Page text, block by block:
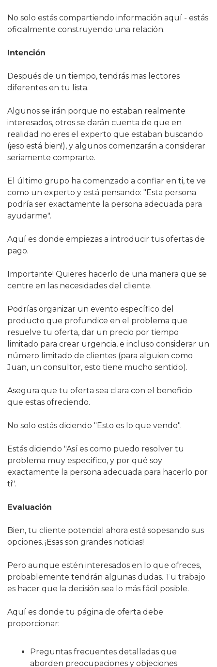
No solo estás compartiendo información aquí - estás
oficialmente construyendo una relación.
Intención
Después de un tiempo, tendrás mas lectores
diferentes en tu lista.
Algunos se irán porque no estaban realmente
interesados, otros se darán cuenta de que en
realidad no eres el experto que estaban buscando
(¡eso está bien!), y algunos comenzarán a considerar
seriamente comprarte.
El último grupo ha comenzado a confiar en ti, te ve
como un experto y está pensando: "Esta persona
podría ser exactamente la persona adecuada para
ayudarme".
Aquí es donde empiezas a introducir tus ofertas de
pago.
Importante! Quieres hacerlo de una manera que se
centre en las necesidades del cliente.
Podrías organizar un evento específico del
producto que profundice en el problema que
resuelve tu oferta, dar un precio por tiempo
limitado para crear urgencia, e incluso considerar un
número limitado de clientes (para alguien como
Juan, un consultor, esto tiene mucho sentido).
Asegura que tu oferta sea clara con el beneficio
que estas ofreciendo.
No solo estás diciendo "Esto es lo que vendo".
Estás diciendo "Así es como puedo resolver tu
problema muy específico, y por qué soy
exactamente la persona adecuada para hacerlo por
ti".
Evaluación
Bien, tu cliente potencial ahora está sopesando sus
opciones. ¡Esas son grandes noticias!
Pero aunque estén interesados en lo que ofreces,
probablemente tendrán algunas dudas. Tu trabajo
es hacer que la decisión sea lo más fácil posible.
Aquí es donde tu página de oferta debe
proporcionar:
Preguntas frecuentes detalladas que
aborden preocupaciones y objeciones